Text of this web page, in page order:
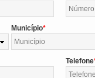
Município
Telefone